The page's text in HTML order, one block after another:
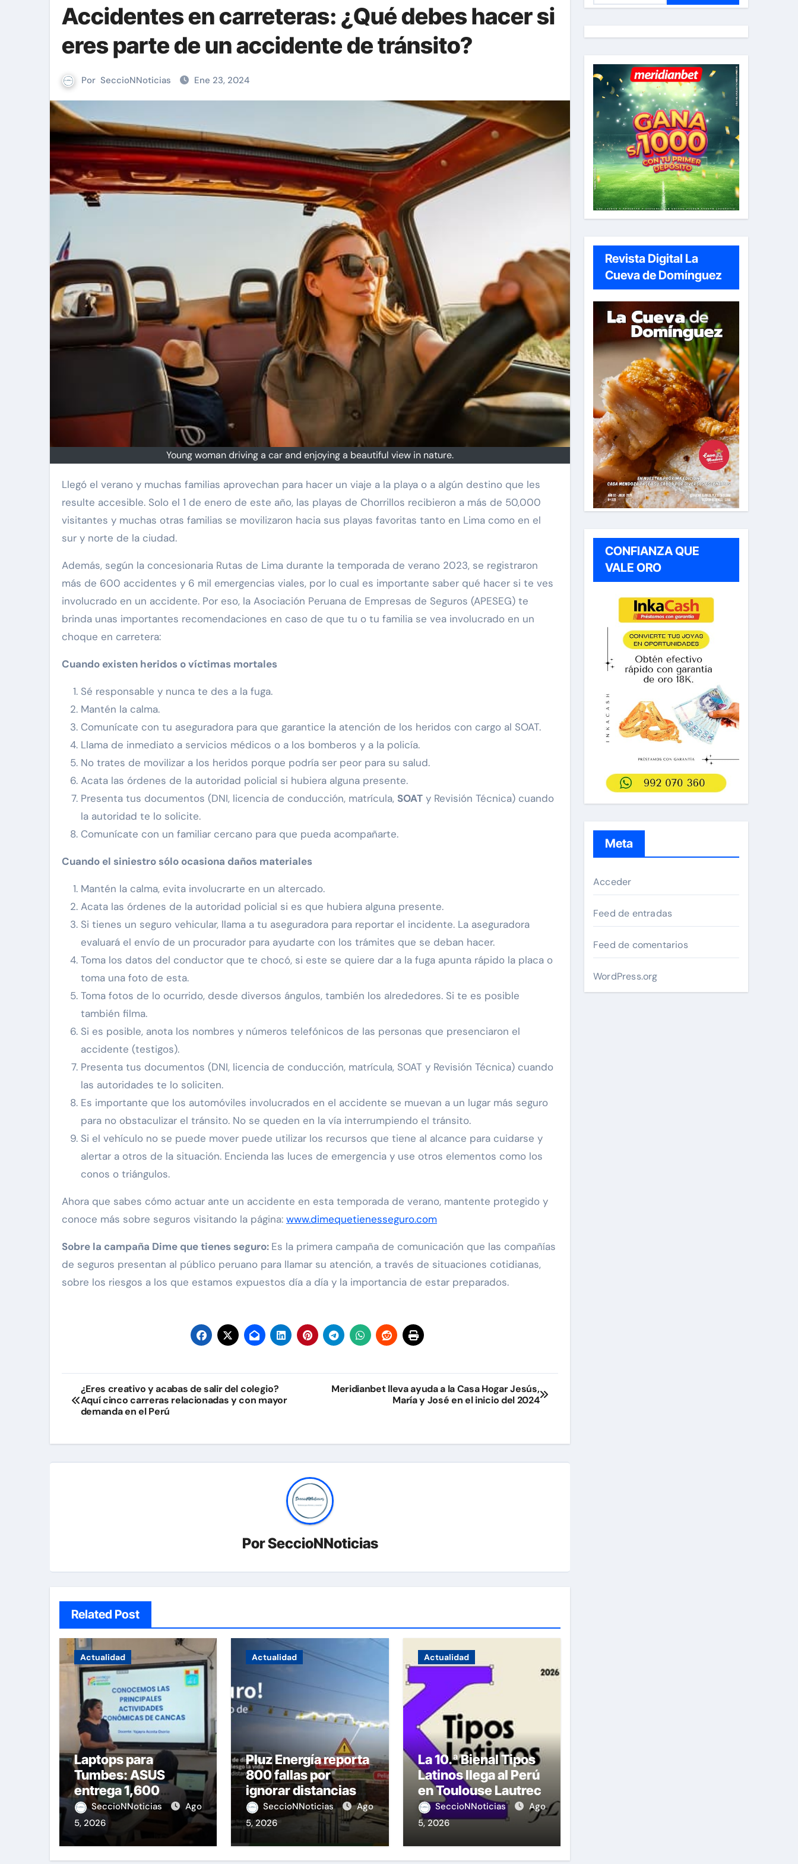
Accidentes en carreteras: ¿Qué debes hacer si
eres parte de un accidente de tránsito?
Por SeccioNNoticias Ene 23, 2024
Young woman driving a car and enjoying a beautiful view in nature.
Llegó el verano y muchas familias aprovechan para hacer un viaje a la playa o a algún destino que les
resulte accesible. Solo el 1 de enero de este año, las playas de Chorrillos recibieron a más de 50,000
visitantes y muchas otras familias se movilizaron hacia sus playas favoritas tanto en Lima como en el
sur y norte de la ciudad.
Además, según la concesionaria Rutas de Lima durante la temporada de verano 2023, se registraron
más de 600 accidentes y 6 mil emergencias viales, por lo cual es importante saber qué hacer si te ves
involucrado en un accidente. Por eso, la Asociación Peruana de Empresas de Seguros (APESEG) te
brinda unas importantes recomendaciones en caso de que tu o tu familia se vea involucrado en un
choque en carretera:
Cuando existen heridos o víctimas mortales
Sé responsable y nunca te des a la fuga.
Mantén la calma.
Comunícate con tu aseguradora para que garantice la atención de los heridos con cargo al SOAT.
Llama de inmediato a servicios médicos o a los bomberos y a la policía.
No trates de movilizar a los heridos porque podría ser peor para su salud.
Acata las órdenes de la autoridad policial si hubiera alguna presente.
Presenta tus documentos (DNI, licencia de conducción, matrícula, SOAT y Revisión Técnica) cuando
la autoridad te lo solicite.
Comunícate con un familiar cercano para que pueda acompañarte.
Cuando el siniestro sólo ocasiona daños materiales
Mantén la calma, evita involucrarte en un altercado.
Acata las órdenes de la autoridad policial si es que hubiera alguna presente.
Si tienes un seguro vehicular, llama a tu aseguradora para reportar el incidente. La aseguradora
evaluará el envío de un procurador para ayudarte con los trámites que se deban hacer.
Toma los datos del conductor que te chocó, si este se quiere dar a la fuga apunta rápido la placa o
toma una foto de esta.
Toma fotos de lo ocurrido, desde diversos ángulos, también los alrededores. Si te es posible
también filma.
Si es posible, anota los nombres y números telefónicos de las personas que presenciaron el
accidente (testigos).
Presenta tus documentos (DNI, licencia de conducción, matrícula, SOAT y Revisión Técnica) cuando
las autoridades te lo soliciten.
Es importante que los automóviles involucrados en el accidente se muevan a un lugar más seguro
para no obstaculizar el tránsito. No se queden en la vía interrumpiendo el tránsito.
Si el vehículo no se puede mover puede utilizar los recursos que tiene al alcance para cuidarse y
alertar a otros de la situación. Encienda las luces de emergencia y use otros elementos como los
conos o triángulos.
Ahora que sabes cómo actuar ante un accidente en esta temporada de verano, mantente protegido y
conoce más sobre seguros visitando la página: www.dimequetienesseguro.com
Sobre la campaña Dime que tienes seguro: Es la primera campaña de comunicación que las compañías
de seguros presentan al público peruano para llamar su atención, a través de situaciones cotidianas,
sobre los riesgos a los que estamos expuestos día a día y la importancia de estar preparados.
Navegación
de
¿Eres creativo y acabas de salir del colegio?
Aquí cinco carreras relacionadas y con mayor
demanda en el Perú
Meridianbet lleva ayuda a la Casa Hogar Jesús,
María y José en el inicio del 2024
PorSeccioNNoticias
Related Post
Actualidad
Laptops para
Tumbes: ASUS
entrega 1,600
equipos educativos
SeccioNNoticias
Ago
5, 2026
Actualidad
Pluz Energía reporta
800 fallas por
ignorar distancias
de seguridad
SeccioNNoticias
Ago
5, 2026
Actualidad
La 10.ª Bienal Tipos
Latinos llega al Perú
en Toulouse Lautrec
SeccioNNoticias
Ago
5, 2026
r
:
Revista Digital La
Cueva de Domínguez
CONFIANZA QUE
VALE ORO
Meta
Acceder
Feed de entradas
Feed de comentarios
WordPress.org